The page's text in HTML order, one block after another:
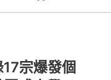
宗爆發個